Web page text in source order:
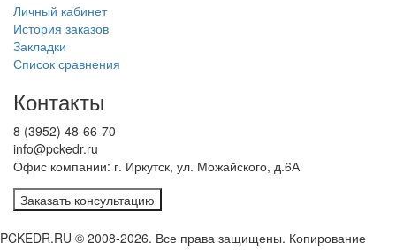
Личный кабинет
История заказов
Закладки
Список сравнения
Контакты
8 (3952) 48-66-70
info@pckedr.ru
Офис компании: г. Иркутск, ул. Можайского, д.6А
Заказать консультацию
PCKEDR.RU © 2008-2026. Все права защищены. Копирование